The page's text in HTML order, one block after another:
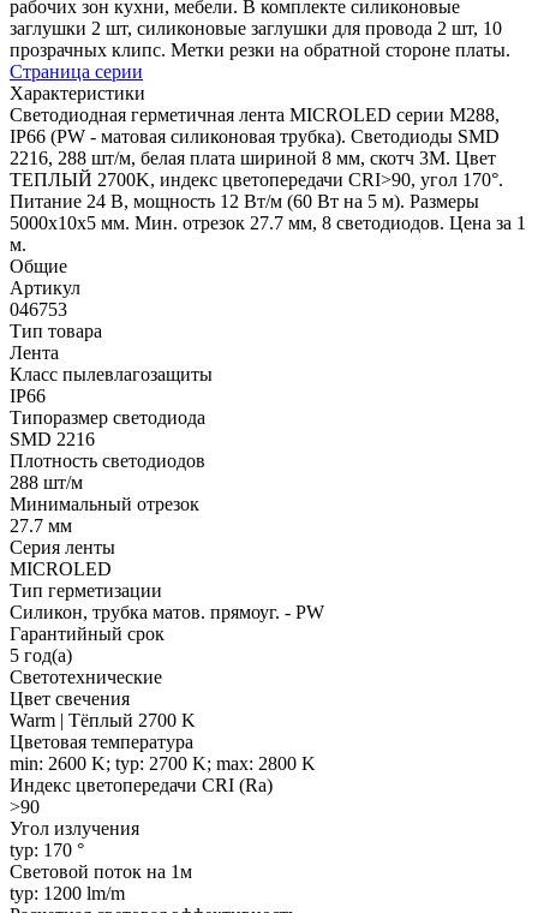
рабочих зон кухни, мебели. В комплекте силиконовые
заглушки 2 шт, силиконовые заглушки для провода 2 шт, 10
прозрачных клипс. Метки резки на обратной стороне платы.
Страница серии
Характеристики
Светодиодная герметичная лента MICROLED серии M288,
IP66 (PW - матовая силиконовая трубка). Светодиоды SMD
2216, 288 шт/м, белая плата шириной 8 мм, скотч 3M. Цвет
ТЕПЛЫЙ 2700K, индекс цветопередачи CRI>90, угол 170°.
Питание 24 В, мощность 12 Вт/м (60 Вт на 5 м). Размеры
5000x10x5 мм. Мин. отрезок 27.7 мм, 8 светодиодов. Цена за 1
м.
Общие
Артикул
046753
Тип товара
Лента
Класс пылевлагозащиты
IP66
Типоразмер светодиода
SMD 2216
Плотность светодиодов
288 шт/м
Минимальный отрезок
27.7 мм
Серия ленты
MICROLED
Тип герметизации
Силикон, трубка матов. прямоуг. - PW
Гарантийный срок
5 год(а)
Светотехнические
Цвет свечения
Warm | Тёплый 2700 K
Цветовая температура
min: 2600 K; typ: 2700 K; max: 2800 K
Индекс цветопередачи CRI (Ra)
>90
Угол излучения
typ: 170 °
Световой поток на 1м
typ: 1200 lm/m